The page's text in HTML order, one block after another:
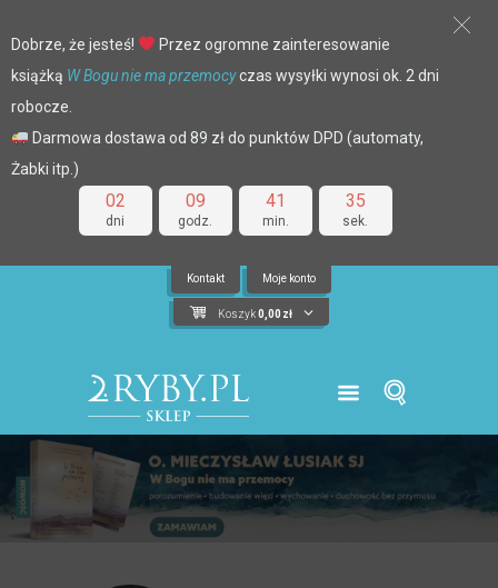
02
dni
09
godz.
41
min.
35
sek.
Dobrze, że jesteś!
Przez ogromne zainteresowanie
książką W Bogu nie ma przemocyczas wysyłki wynosi ok. 2 dni
robocze.
Darmowa dostawa od 89 zł do punktów DPD (automaty,
Żabki itp.)
Kontakt Moje konto
Koszyk 0,00 zł